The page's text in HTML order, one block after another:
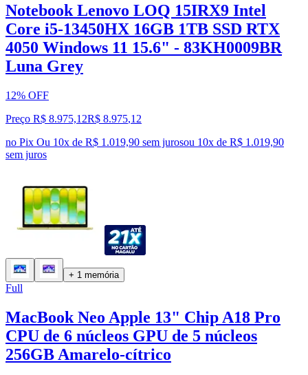
Notebook Lenovo LOQ 15IRX9 Intel
Core i5-13450HX 16GB 1TB SSD RTX
4050 Windows 11 15.6" - 83KH0009BR
Luna Grey
12% OFF
Preço R$ 8.975,12R$ 8.975,12
no Pix Ou 10x de R$ 1.019,90 sem jurosou 10x de R$ 1.019,90
sem juros
+ 1 memória
Full
MacBook Neo Apple 13" Chip A18 Pro
CPU de 6 núcleos GPU de 5 núcleos
256GB Amarelo-cítrico